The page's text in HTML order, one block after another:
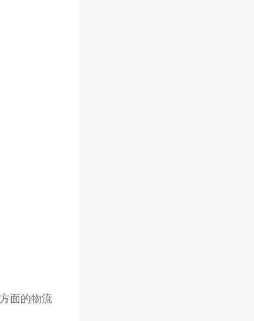
面的物流